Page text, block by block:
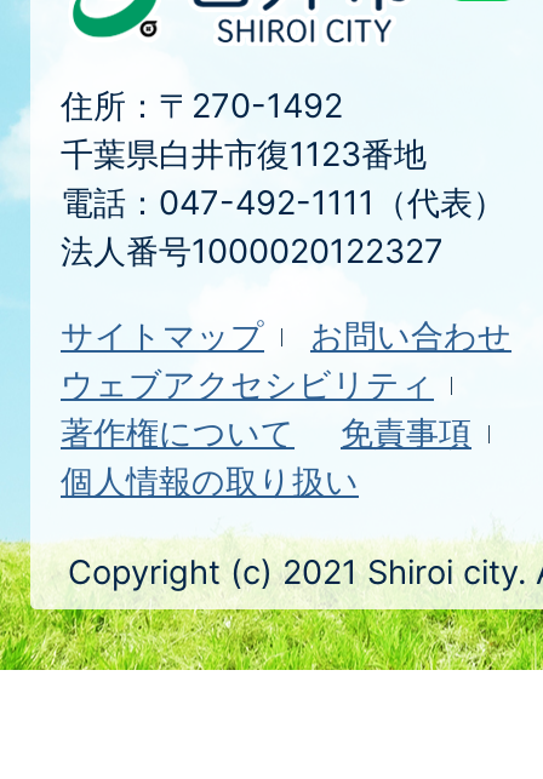
住所：〒270-1492
千葉県白井市復1123番地
電話：047-492-1111（代表）
法人番号1000020122327
サイトマップ
お問い合わせ
ウェブアクセシビリティ
著作権について
免責事項
個人情報の取り扱い
Copyright (c) 2021 Shiroi city.